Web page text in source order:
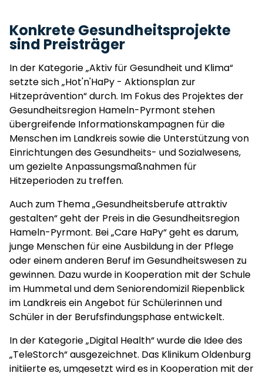
Konkrete Gesundheitsprojekte
sind Preisträger
In der Kategorie „Aktiv für Gesundheit und Klima“
setzte sich „Hot'n'HaPy - Aktionsplan zur
Hitzeprävention“ durch. Im Fokus des Projektes der
Gesundheitsregion Hameln-Pyrmont stehen
übergreifende Informationskampagnen für die
Menschen im Landkreis sowie die Unterstützung von
Einrichtungen des Gesundheits- und Sozialwesens,
um gezielte Anpassungsmaßnahmen für
Hitzeperioden zu treffen.
Auch zum Thema „Gesundheitsberufe attraktiv
gestalten“ geht der Preis in die Gesundheitsregion
Hameln-Pyrmont. Bei „Care HaPy“ geht es darum,
junge Menschen für eine Ausbildung in der Pflege
oder einem anderen Beruf im Gesundheitswesen zu
gewinnen. Dazu wurde in Kooperation mit der Schule
im Hummetal und dem Seniorendomizil Riepenblick
im Landkreis ein Angebot für Schülerinnen und
Schüler in der Berufsfindungsphase entwickelt.
In der Kategorie „Digital Health“ wurde die Idee des
„TeleStorch“ ausgezeichnet. Das Klinikum Oldenburg
initiierte es, umgesetzt wird es in Kooperation mit der